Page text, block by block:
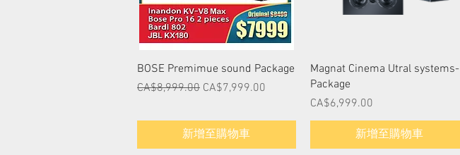
快速瀏覽
BOSE Premimue sound Package
一般價格
CA$8,999.00 促銷價格
CA$7,999.00
新增至購物車
快速瀏覽
Magnat Cinema Utral systems-
Package
價格
CA$6,999.00
新增至購物車